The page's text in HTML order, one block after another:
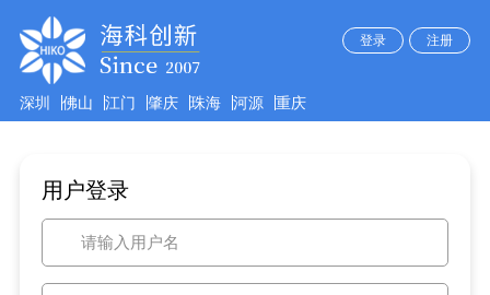
登录 注册
深圳 佛山 江门 肇庆 珠海 河源 重庆
用户登录